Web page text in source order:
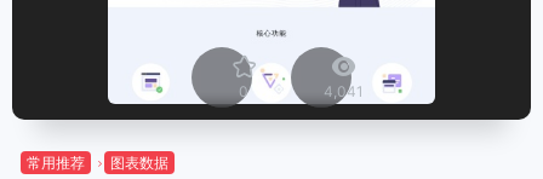
0 4,041
常用推荐 图表数据